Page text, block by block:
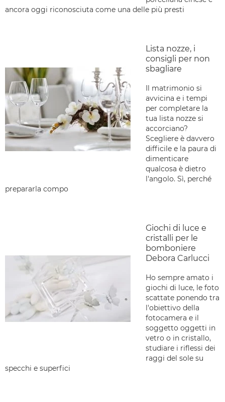
ancora oggi riconosciuta come una delle più presti
Lista nozze, i
consigli per non
sbagliare
Il matrimonio si
avvicina e i tempi
per completare la
tua lista nozze si
accorciano?
Scegliere è davvero
difficile e la paura di
dimenticare
qualcosa è dietro
l'angolo. Sì, perché
prepararla compo
Giochi di luce e
cristalli per le
bomboniere
Debora Carlucci
Ho sempre amato i
giochi di luce, le foto
scattate ponendo tra
l'obiettivo della
fotocamera e il
soggetto oggetti in
vetro o in cristallo,
studiare i riflessi dei
raggi del sole su
specchi e superfici